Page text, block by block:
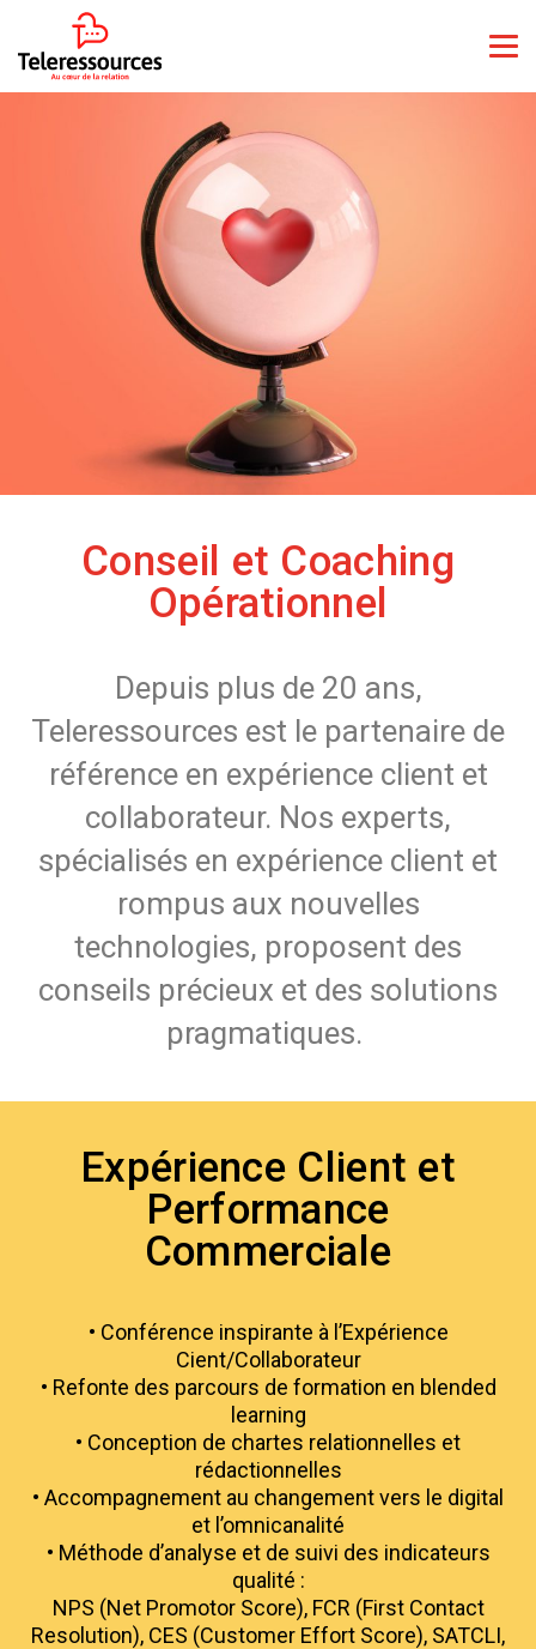
Conseil et Coaching
Opérationnel
Depuis plus de 20 ans,
Teleressources est le partenaire de
référence en expérience client et
collaborateur. Nos experts,
spécialisés en expérience client et
rompus aux nouvelles
technologies, proposent des
conseils précieux et des solutions
pragmatiques.
Expérience Client et
Performance
Commerciale
• Conférence inspirante à l’Expérience
Cient/Collaborateur
• Refonte des parcours de formation en blended
learning
• Conception de chartes relationnelles et
rédactionnelles
• Accompagnement au changement vers le digital
et l’omnicanalité
• Méthode d’analyse et de suivi des indicateurs
qualité :
NPS (Net Promotor Score), FCR (First Contact
Resolution), CES (Customer Effort Score), SATCLI,